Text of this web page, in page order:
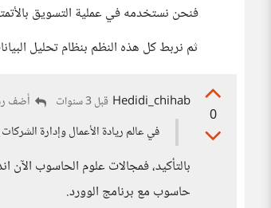
فنحن نستخدمه في عملية التسويق
ثم نربط كل هذه النظم بنظام تحليل
0
Hedidi_chihab قبل 3 سنوات
أضف
في عالم ريادة الأعمال وإدارة
بالتأكيد، فمجالات علوم الحاسوب
حاسوب مع برنامج الوورد.